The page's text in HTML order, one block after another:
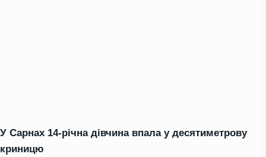
У Сарнах 14-річна дівчина впала у десятиметрову
криницю